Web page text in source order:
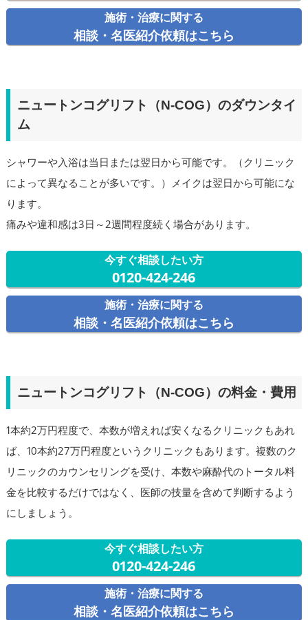
施術・治療に関する
相談・名医紹介依頼はこちら
ニュートンコグリフト（N-COG）のダウンタイ
ム
シャワーや入浴は当日または翌日から可能です。（クリニック
によって異なることが多いです。）メイクは翌日から可能にな
ります。
痛みや違和感は3日～2週間程度続く場合があります。
今すぐ相談したい方
0120-424-246
施術・治療に関する
相談・名医紹介依頼はこちら
ニュートンコグリフト（N-COG）の料金・費用
1本約2万円程度で、本数が増えれば安くなるクリニックもあれ
ば、10本約27万円程度というクリニックもあります。複数のク
リニックのカウンセリングを受け、本数や麻酔代のトータル料
金を比較するだけではなく、医師の技量を含めて判断するよう
にしましょう。
今すぐ相談したい方
0120-424-246
施術・治療に関する
相談・名医紹介依頼はこちら